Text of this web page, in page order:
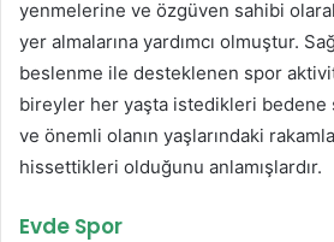
yenmelerine ve özgüven sahibi
yer almalarına yardımcı olmuştur.
beslenme ile desteklenen spor
bireyler her yaşta istedikleri bedene
ve önemli olanın yaşlarındaki
hissettikleri olduğunu anlamışlardır.
Evde Spor